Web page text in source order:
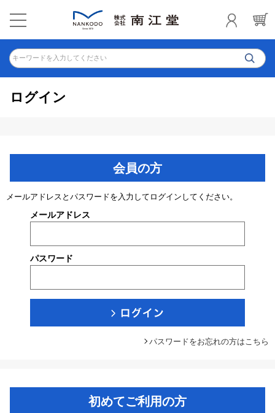
キーワードを入力してください
ログイン
会員の方
メールアドレスとパスワードを入力してログインしてください。
メールアドレス
パスワード
パスワードをお忘れの方はこちら
初めてご利用の方